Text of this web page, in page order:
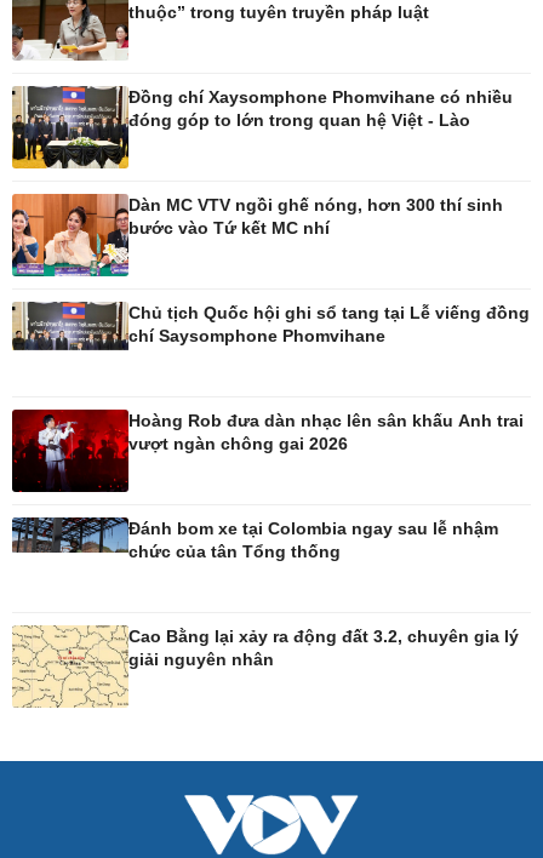
Ô tô - Xe máy
Xe máy
Tư vấn
Doanh nghiệp 24h
Doanh nhân
Công nghệ
Sành điệu
Tin Công nghệ
Chuyển đổi số
Sức khỏe
Nhi khoa
Nam khoa
Ăn sạch sống khỏe
Văn hóa
Sân khấu - Điện ảnh
thuộc” trong tuyên truyền pháp luật
Đồng chí Xaysomphone Phomvihane có nhiều
đóng góp to lớn trong quan hệ Việt - Lào
Dàn MC VTV ngồi ghế nóng, hơn 300 thí sinh
bước vào Tứ kết MC nhí
Chủ tịch Quốc hội ghi sổ tang tại Lễ viếng đồng
chí Saysomphone Phomvihane
Hoàng Rob đưa dàn nhạc lên sân khấu Anh trai
vượt ngàn chông gai 2026
Đánh bom xe tại Colombia ngay sau lễ nhậm
chức của tân Tổng thống
Cao Bằng lại xảy ra động đất 3.2, chuyên gia lý
giải nguyên nhân